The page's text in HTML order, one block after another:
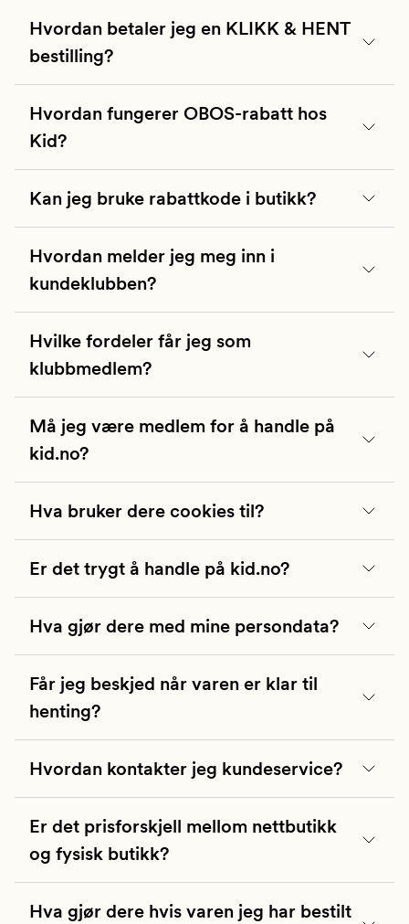
timer
Hvordan betaler jeg en KLIKK & HENT
bestilling?
Hvordan fungerer OBOS-rabatt hos
Kid?
Kan jeg bruke rabattkode i butikk?
Hvordan melder jeg meg inn i
kundeklubben?
Hvilke fordeler får jeg som
klubbmedlem?
Må jeg være medlem for å handle på
kid.no?
Hva bruker dere cookies til?
Er det trygt å handle på kid.no?
Hva gjør dere med mine persondata?
Får jeg beskjed når varen er klar til
henting?
Hvordan kontakter jeg kundeservice?
Er det prisforskjell mellom nettbutikk
og fysisk butikk?
Hva gjør dere hvis varen jeg har bestilt